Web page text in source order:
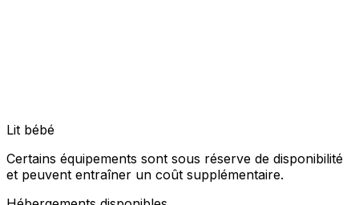
Lit bébé
Certains équipements sont sous réserve de disponibilité
et peuvent entraîner un coût supplémentaire.